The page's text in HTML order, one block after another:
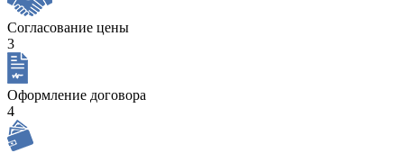
Согласование цены
3
Оформление договора
4